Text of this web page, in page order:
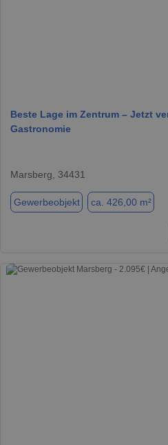
Beste Lage im Zentrum – Jetzt
Gastronomie
Marsberg, 34431
Gewerbeobjekt ca. 426,00 m²